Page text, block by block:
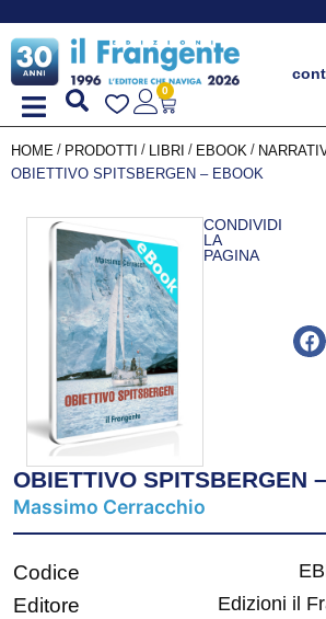
0
HOME / PRODOTTI / LIBRI / EBOOK /
OBIETTIVO SPITSBERGEN – EBOOK
CONDIVIDI
LA
PAGINA
OBIETTIVO SPITSBERGEN
Massimo Cerracchio
Codice
Editore Edizioni il